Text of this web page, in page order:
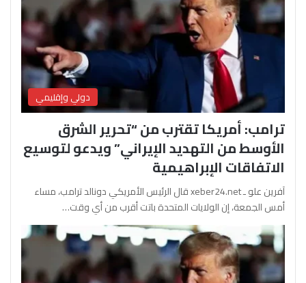
دولي وإقليمي
ترامب: أمريكا تقترب من “تحرير الشرق
الأوسط من التهديد الإيراني” ويدعو لتوسيع
الاتفاقات الإبراهيمية
آفرين علو ـ xeber24.net قال الرئيس الأمريكي دونالد ترامب، مساء
أمس الجمعة، إن الولايات المتحدة باتت أقرب من أي وقت…